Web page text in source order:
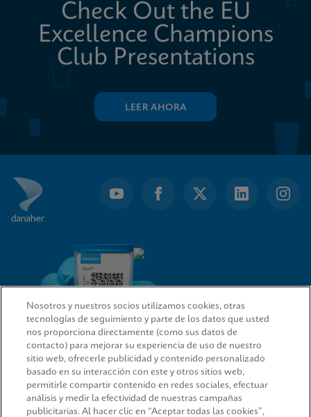
Check Out the EU
Excellence Champions
Club Presentations
LEER AHORA
ENLACES RÁPIDOS
Nosotros y nuestros socios utilizamos cookies, otras
tecnologías de seguimiento y parte de los datos que usted
nos proporciona directamente (como sus datos de
contacto) para mejorar su experiencia de uso de nuestro
sitio web, ofrecerle publicidad y contenido personalizado
basado en su interacción con este y otros sitios web,
permitirle compartir contenido en redes sociales, efectuar
análisis y medir la efectividad de nuestras campañas
publicitarias. Al hacer clic en “Aceptar todas las cookies”,